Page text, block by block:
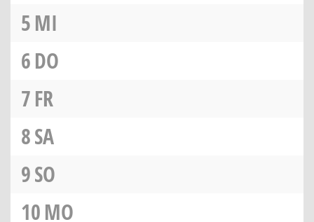
5MI
6DO
7FR
8SA
9SO
10MO